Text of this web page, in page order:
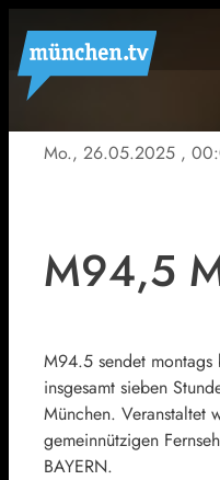
Mo., 26.05.2025 ,
M94,5
M94.5 sendet
insgesamt sieben
München. Veranstaltet
gemeinnützigen
BAYERN.